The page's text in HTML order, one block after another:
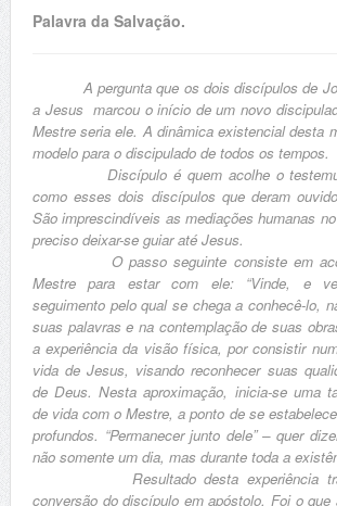
Palavra da Salvação.
A pergunta que os dois discípulos de
a Jesus marcou o início de um novo
Mestre seria ele. A dinâmica existencial desta
modelo para o discipulado de todos os tempos.
Discípulo é quem acolhe o
como esses dois discípulos que deram
São imprescindíveis as mediações humanas
preciso deixar-se guiar até Jesus.
O passo seguinte consiste em
Mestre para estar com ele: “Vinde, e
seguimento pelo qual se chega a conhecê-lo,
suas palavras e na contemplação de suas
a experiência da visão física, por consistir
vida de Jesus, visando reconhecer suas
de Deus. Nesta aproximação, inicia-se uma
de vida com o Mestre, a ponto de se
profundos. “Permanecer junto dele” – quer
não somente um dia, mas durante toda a
Resultado desta experiência
conversão do discípulo em apóstolo. Foi o que